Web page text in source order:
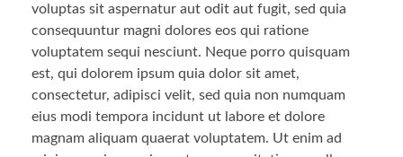
voluptas sit aspernatur aut odit aut fugit, sed quia
consequuntur magni dolores eos qui ratione
voluptatem sequi nesciunt. Neque porro quisquam
est, qui dolorem ipsum quia dolor sit amet,
consectetur, adipisci velit, sed quia non numquam
eius modi tempora incidunt ut labore et dolore
magnam aliquam quaerat voluptatem. Ut enim ad